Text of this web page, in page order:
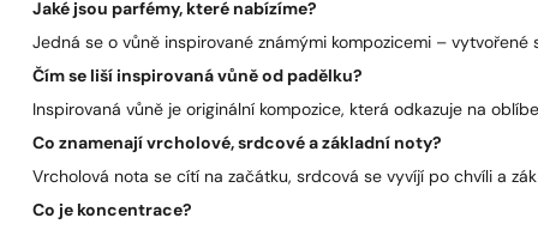
Jaké jsou parfémy, které nabízíme?
Jedná se o vůně inspirované známými kompozicemi –
Čím se liší inspirovaná vůně od padělku?
Inspirovaná vůně je originální kompozice, která odkazuje na
Co znamenají vrcholové, srdcové a základní noty?
Vrcholová nota se cítí na začátku, srdcová se vyvíjí po chvíli a
Co je koncentrace?